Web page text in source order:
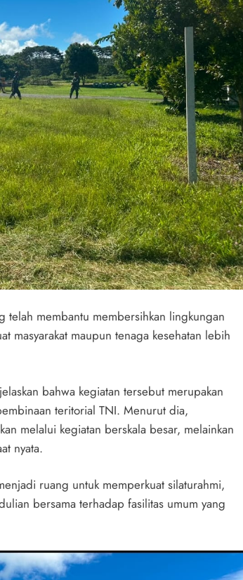
telah membantu membersihkan lingkungan
masyarakat maupun tenaga kesehatan lebih
bahwa kegiatan tersebut merupakan
teritorial TNI. Menurut dia,
melalui kegiatan berskala besar, melainkan
nyata.
ruang untuk memperkuat silaturahmi,
bersama terhadap fasilitas umum yang